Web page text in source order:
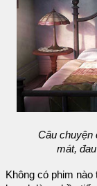
Câu chuyện
mát,
Không có phim